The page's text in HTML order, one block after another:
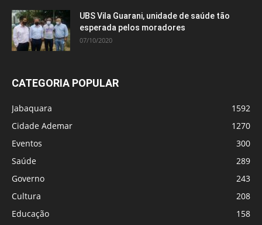
UBS Vila Guarani, unidade de saúde tão
esperada pelos moradores
07/10/2020
CATEGORIA POPULAR
Jabaquara
1592
Cidade Ademar
1270
Eventos
300
Saúde
289
Governo
243
Cultura
208
Educação
158